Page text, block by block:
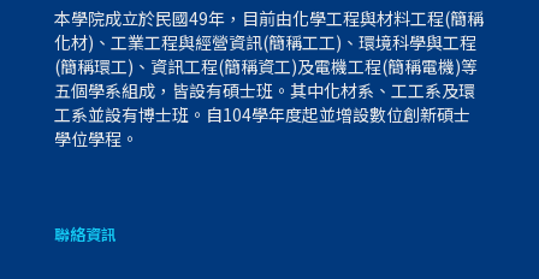
本學院成立於民國49年，目前由化學工程與材料工程(簡稱
化材)、工業工程與經營資訊(簡稱工工)、環境科學與工程
(簡稱環工)、資訊工程(簡稱資工)及電機工程(簡稱電機)等
五個學系組成，皆設有碩士班。其中化材系、工工系及環
工系並設有博士班。自104學年度起並增設數位創新碩士
學位學程。
聯絡資訊